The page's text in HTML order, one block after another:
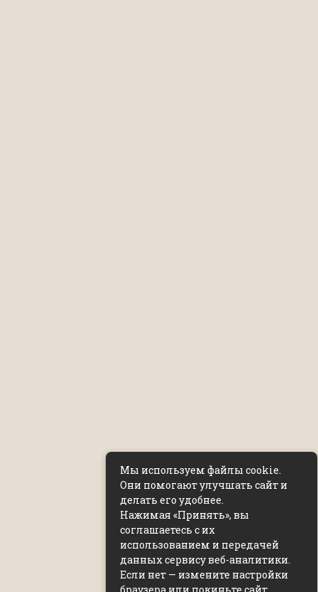
Мы используем файлы cookie.
Они помогают улучшать сайт и
делать его удобнее.
Нажимая «Принять», вы
соглашаетесь с их
использованием и передачей
данных сервису веб-аналитики.
Если нет — измените настройки